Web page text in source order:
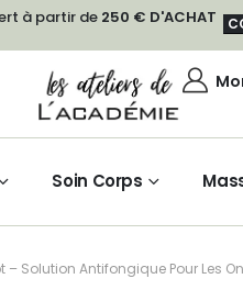
à partir de 250 € D'ACHAT
Soin Corps
– Solution Antifongique Pour Les